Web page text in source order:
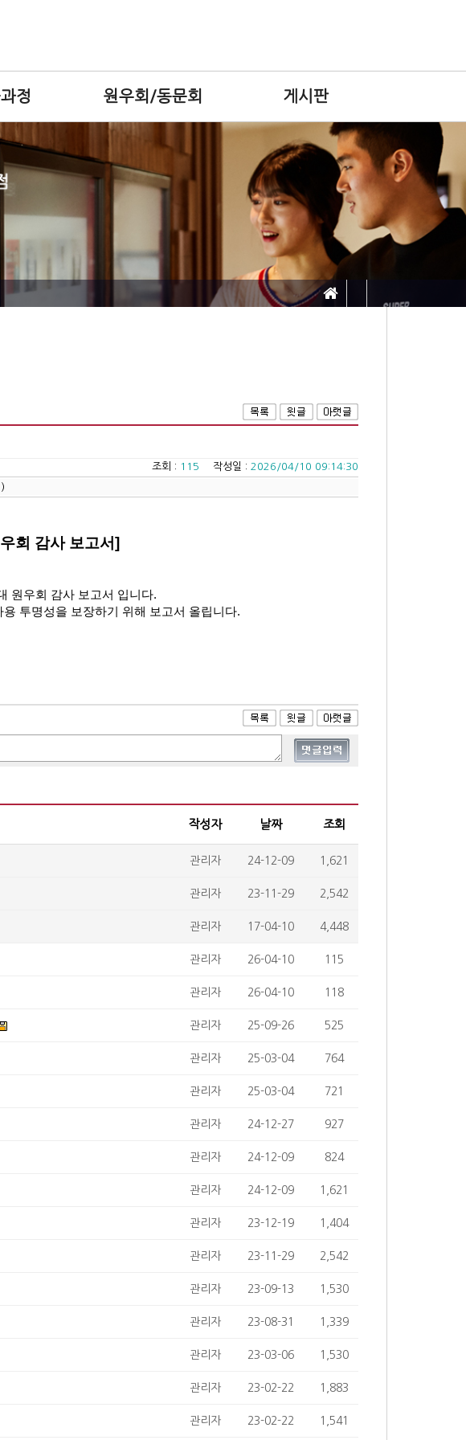
정 원우회/동문회 게시판
조회 : 115 작성일 : 2026/04/10 09:14:30
회 감사 보고서]
원우회 감사 보고서 입니다.
투명성을 보장하기 위해 보고서 올립니다.
작성자 날짜 조회
관리자 24-12-09 1,621
관리자 23-11-29 2,542
관리자 17-04-10 4,448
관리자 26-04-10 115
관리자 26-04-10 118
관리자 25-09-26 525
관리자 25-03-04 764
관리자 25-03-04 721
관리자 24-12-27 927
관리자 24-12-09 824
관리자 24-12-09 1,621
관리자 23-12-19 1,404
관리자 23-11-29 2,542
관리자 23-09-13 1,530
관리자 23-08-31 1,339
관리자 23-03-06 1,530
관리자 23-02-22 1,883
관리자 23-02-22 1,541